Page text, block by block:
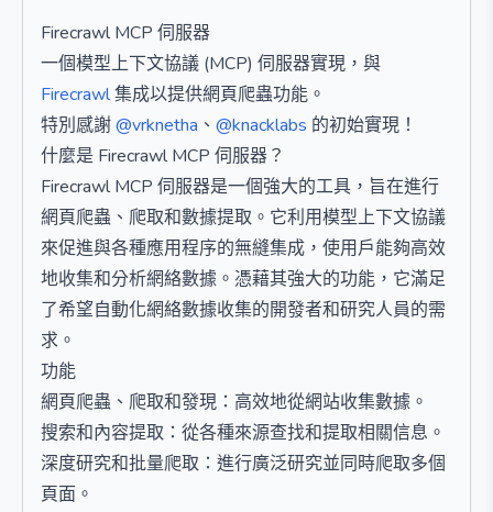
Firecrawl MCP 伺服器
一個模型上下文協議 (MCP) 伺服器實現，與
Firecrawl集成以提供網頁爬蟲功能。
特別感謝@vrknetha 、 @knacklabs 的初始實現！
什麼是 Firecrawl MCP 伺服器？
Firecrawl MCP 伺服器是一個強大的工具，旨在進行
網頁爬蟲、爬取和數據提取。它利用模型上下文協議
來促進與各種應用程序的無縫集成，使用戶能夠高效
地收集和分析網絡數據。憑藉其強大的功能，它滿足
了希望自動化網絡數據收集的開發者和研究人員的需
求。
功能
網頁爬蟲、爬取和發現：高效地從網站收集數據。
搜索和內容提取：從各種來源查找和提取相關信息。
深度研究和批量爬取：進行廣泛研究並同時爬取多個
頁面。